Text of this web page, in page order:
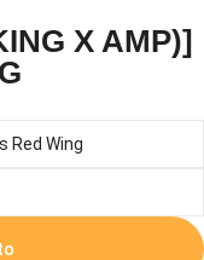
X AMP)]